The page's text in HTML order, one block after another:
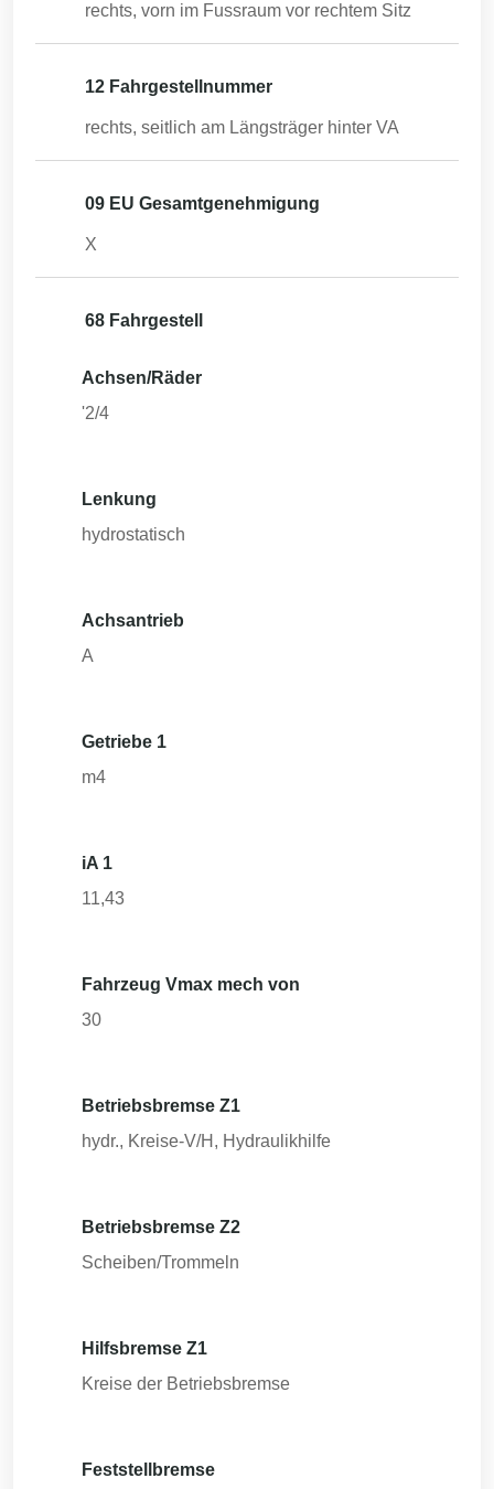
rechts, vorn im Fussraum vor rechtem Sitz
12 Fahrgestellnummer
rechts, seitlich am Längsträger hinter VA
09 EU Gesamtgenehmigung
X
68 Fahrgestell
Achsen/Räder
'2/4
Lenkung
hydrostatisch
Achsantrieb
A
Getriebe 1
m4
iA 1
11,43
Fahrzeug Vmax mech von
30
Betriebsbremse Z1
hydr., Kreise-V/H, Hydraulikhilfe
Betriebsbremse Z2
Scheiben/Trommeln
Hilfsbremse Z1
Kreise der Betriebsbremse
Feststellbremse